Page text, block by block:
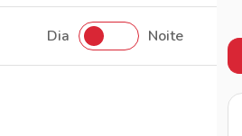
Dia Noite